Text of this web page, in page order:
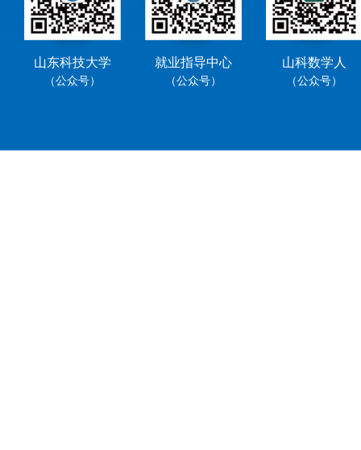
山东科技大学
（公众号）
就业指导中心
（公众号）
山科数学人
（公众号）